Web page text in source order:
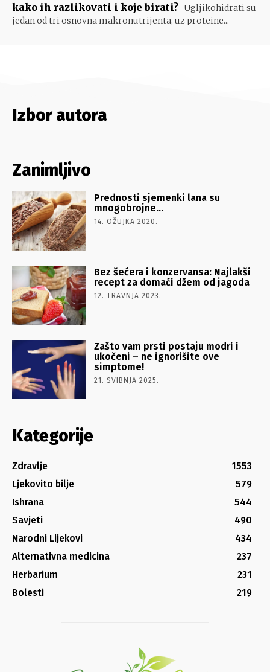
kako ih razlikovati i koje birati? Ugljikohidrati su
jedan od tri osnovna makronutrijenta, uz proteine...
Izbor autora
Zanimljivo
Prednosti sjemenki lana su
mnogobrojne…
14. OŽUJKA 2020.
Bez šećera i konzervansa: Najlakši
recept za domaći džem od jagoda
12. TRAVNJA 2023.
Zašto vam prsti postaju modri i
ukočeni – ne ignorišite ove
simptome!
21. SVIBNJA 2025.
Kategorije
Zdravlje
1553
Ljekovito bilje
579
Ishrana
544
Savjeti
490
Narodni Lijekovi
434
Alternativna medicina
237
Herbarium
231
Bolesti
219